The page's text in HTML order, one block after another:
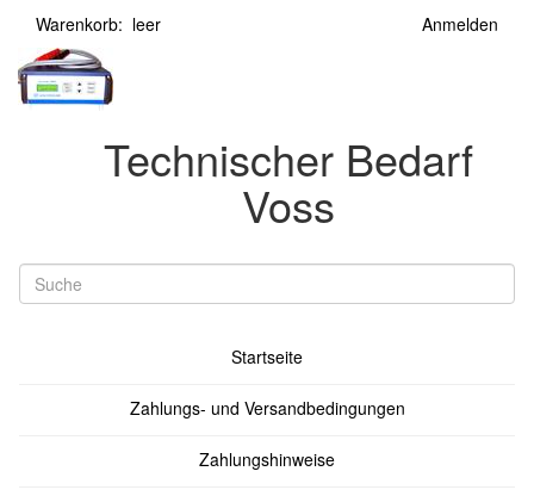
Warenkorb: leer Anmelden
Technischer Bedarf
Voss
Startseite
Zahlungs- und Versandbedingungen
Zahlungshinweise